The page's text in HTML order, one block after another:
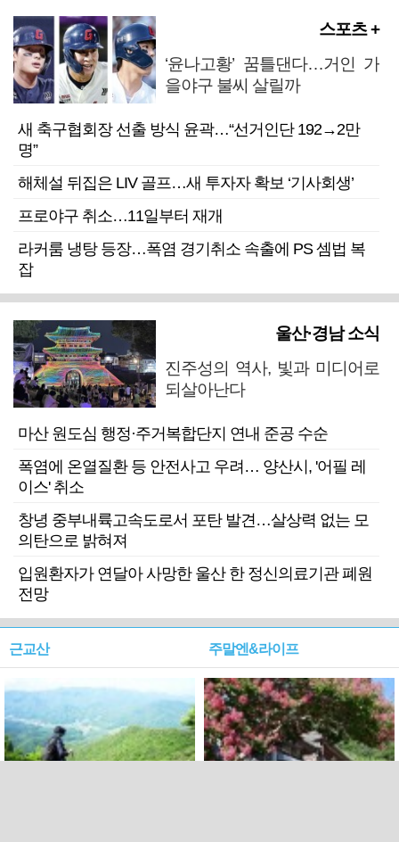
스포츠 +
‘윤나고황’ 꿈틀댄다…거인 가
을야구 불씨 살릴까
새 축구협회장 선출 방식 윤곽…“선거인단 192→2만
명”
해체설 뒤집은 LIV 골프…새 투자자 확보 ‘기사회생’
프로야구 취소…11일부터 재개
라커룸 냉탕 등장…폭염 경기취소 속출에 PS 셈법 복
잡
울산·경남 소식
진주성의 역사, 빛과 미디어로
되살아난다
마산 원도심 행정·주거복합단지 연내 준공 수순
폭염에 온열질환 등 안전사고 우려… 양산시, '어필 레
이스' 취소
창녕 중부내륙고속도로서 포탄 발견…살상력 없는 모
의탄으로 밝혀져
입원환자가 연달아 사망한 울산 한 정신의료기관 폐원
전망
근교산 주말엔&라이프